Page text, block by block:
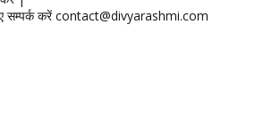
सम्पर्क करें contact@divyarashmi.com